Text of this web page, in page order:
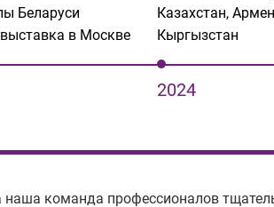
Беларуси
в Москве
Казахстан,
Кыргызстан
2024
наша команда профессионалов